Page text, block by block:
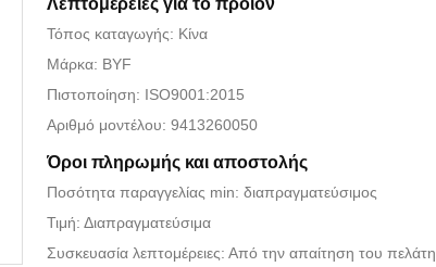
Λεπτομέρειες για το προϊόν
Τόπος καταγωγής: Κίνα
Μάρκα: BYF
Πιστοποίηση: ISO9001:2015
Αριθμό μοντέλου: 9413260050
Όροι πληρωμής και αποστολής
Ποσότητα παραγγελίας min: διαπραγματεύσιμος
Τιμή: Διαπραγματεύσιμα
Συσκευασία λεπτομέρειες: Από την απαίτηση του πελάτη